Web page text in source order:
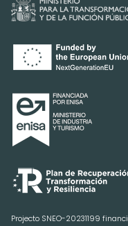
Projecto SNEO-20231199